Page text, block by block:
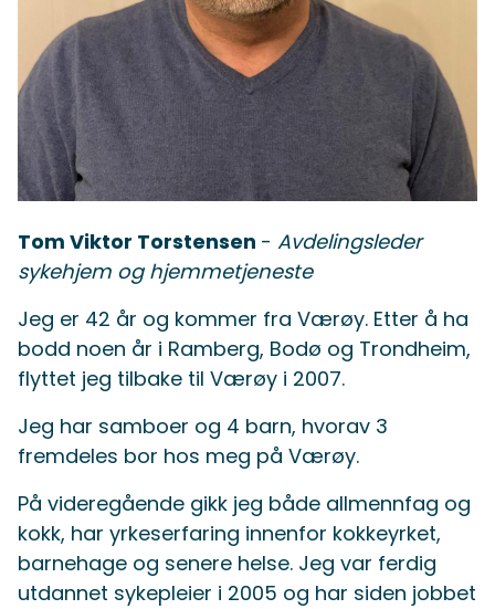
Tom Viktor Torstensen - Avdelingsleder
sykehjem og hjemmetjeneste
Jeg er 42 år og kommer fra Værøy. Etter å ha
bodd noen år i Ramberg, Bodø og Trondheim,
flyttet jeg tilbake til Værøy i 2007.
Jeg har samboer og 4 barn, hvorav 3
fremdeles bor hos meg på Værøy.
På videregående gikk jeg både allmennfag og
kokk, har yrkeserfaring innenfor kokkeyrket,
barnehage og senere helse. Jeg var ferdig
utdannet sykepleier i 2005 og har siden jobbet